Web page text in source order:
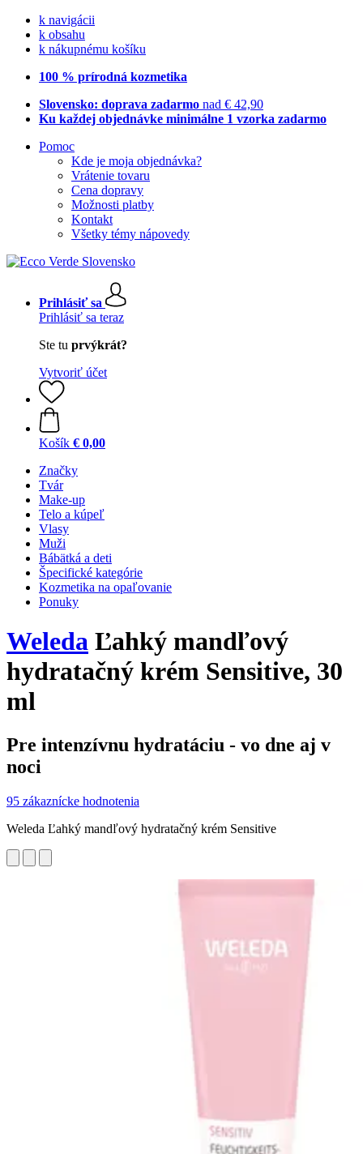
k navigácii
k obsahu
k nákupnému košíku
100 % prírodná kozmetika
Slovensko: doprava zadarmo nad € 42,90
Ku každej objednávke minimálne 1 vzorka zadarmo
Pomoc
Kde je moja objednávka?
Vrátenie tovaru
Cena dopravy
Možnosti platby
Kontakt
Všetky témy nápovedy
Prihlásiť sa
Prihlásiť sa teraz
Ste tu prvýkrát?
Vytvoriť účet
Košík € 0,00
Značky
Tvár
Make-up
Telo a kúpeľ
Vlasy
Muži
Bábätká a deti
Špecifické kategórie
Kozmetika na opaľovanie
Ponuky
Weleda Ľahký mandľový
hydratačný krém Sensitive, 30
ml
Pre intenzívnu hydratáciu - vo dne aj v
noci
95 zákaznícke hodnotenia
Weleda Ľahký mandľový hydratačný krém Sensitive